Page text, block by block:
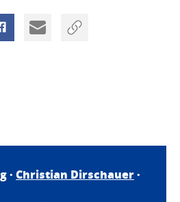
· Christian Dirschauer·